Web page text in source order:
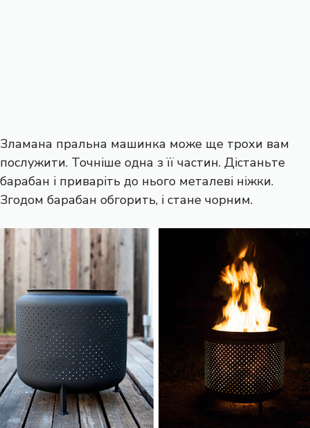
Зламана пральна машинка може ще трохи вам
послужити. Точніше одна з її частин. Дістаньте
барабан і приваріть до нього металеві ніжки.
Згодом барабан обгорить, і стане чорним.